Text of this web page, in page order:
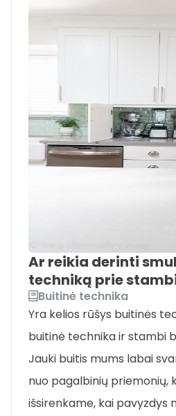
Ar reikia derinti
techniką prie
Buitinė technika
Yra kelios rūšys buitinės
buitinė technika ir stambi
Jauki buitis mums labai
nuo pagalbinių priemonių,
išsirenkame, kai pavyzdys